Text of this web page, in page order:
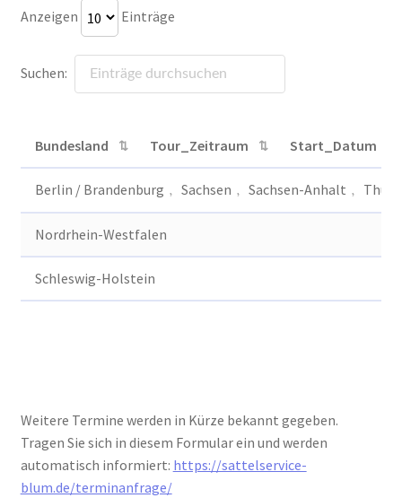
Anzeigen Einträge
Suchen:
Bundesland Tour_Zeitraum
Start_Datum
Berlin / Brandenburg﹐ Sachsen﹐ Sachsen-Anhalt﹐
Nordrhein-Westfalen
Schleswig-Holstein
Weitere Termine werden in Kürze bekannt gegeben.
Tragen Sie sich in diesem Formular ein und werden
automatisch informiert: https://sattelservice-
blum.de/terminanfrage/